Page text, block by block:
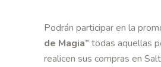
Podrán participar en la
de Magia” todas aquellas
realicen sus compras en